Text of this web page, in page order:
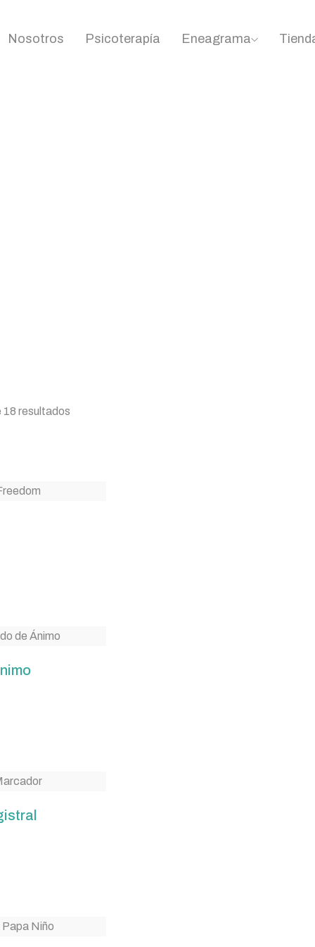
Nosotros Psicoterapía Eneagrama
resultados